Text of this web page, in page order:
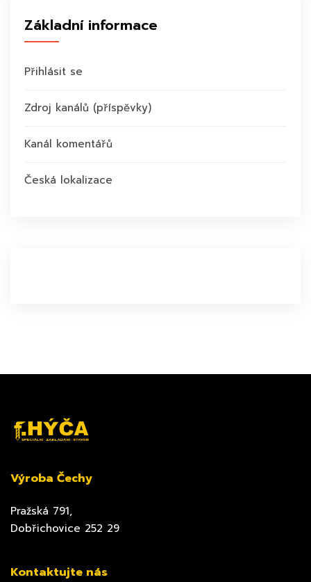
Základní informace
Přihlásit se
Zdroj kanálů (příspěvky)
Kanál komentářů
Česká lokalizace
Výroba Čechy
Pražská 791,
Dobřichovice 252 29
Kontaktujte nás